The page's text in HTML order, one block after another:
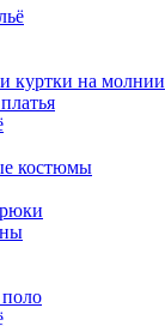
куртки на молнии
костюмы